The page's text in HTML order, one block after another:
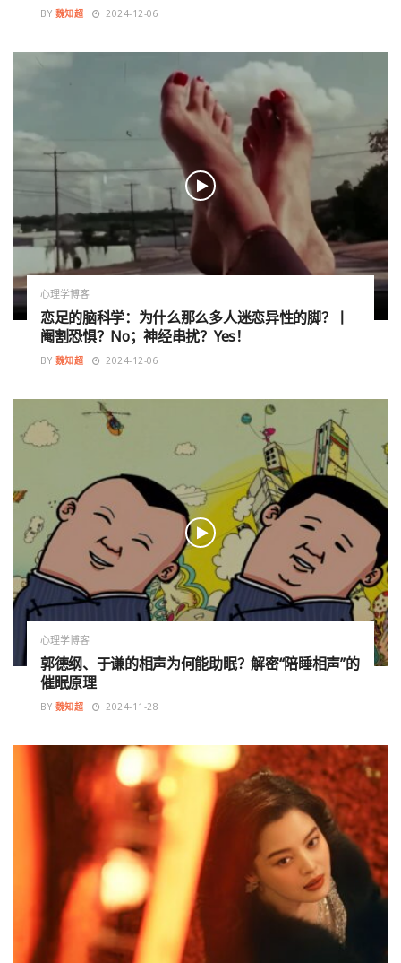
BY 魏知超 2024-12-06
心理学博客
恋足的脑科学：为什么那么多人迷恋异性的脚？丨
阉割恐惧？No；神经串扰？Yes！
BY 魏知超 2024-12-06
心理学博客
郭德纲、于谦的相声为何能助眠？解密“陪睡相声”的
催眠原理
BY 魏知超 2024-11-28